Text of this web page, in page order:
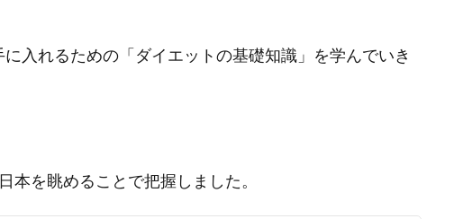
入れるための「ダイエットの基礎知識」を学んでいき
本を眺めることで把握しました。